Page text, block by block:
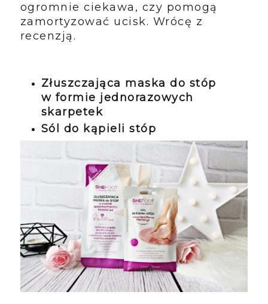
ogromnie ciekawa, czy pomogą
zamortyzować ucisk. Wrócę z
recenzją.
Złuszczająca maska do stóp
w formie jednorazowych
skarpetek
Sól do kąpieli stóp